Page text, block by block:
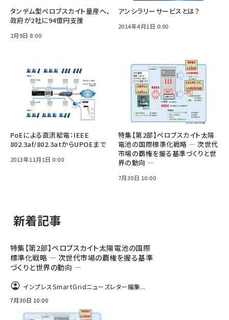
タンデム型ペロブスカイト量産へ、
政府が2社に94億円支援
2月9日 8:00
アンシラリーサービスとは？
2014年4月1日 0:00
PoEによる直流給電：IEEE
802.3af/802.3atからUPOEまで
2013年11月1日 0:00
特集【第2部】ペロブスカイト太陽
電池の国際標準化戦略 ― 次世代
市場の覇権を握る基準づくりと世
界の動向 ―
7月30日 10:00
新着記事
特集【第2部】ペロブスカイト太陽電池の国際
標準化戦略 ― 次世代市場の覇権を握る基準
づくりと世界の動向 ―
インプレスSmartGridニューズレター編集...
7月30日 10:00